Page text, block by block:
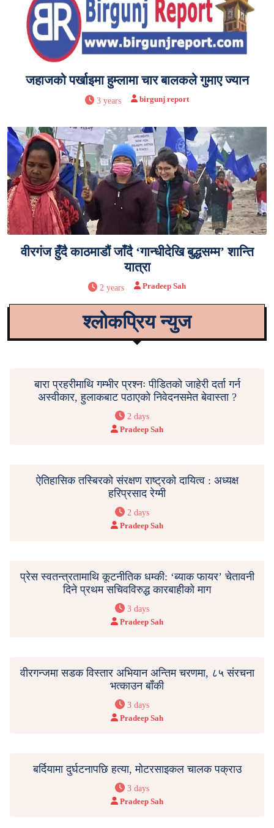
जहाजको पर्खाइमा हुम्लामा चार बालकले गुमाए ज्यान
3 years birgunj report
वीरगंज हुँदै काठमाडौं जाँदै ‘गान्धीदेखि बुद्धसम्म’ शान्ति
यात्रा
2 years Pradeep Sah
श्लोकप्रिय न्युज
बारा प्रहरीमाथि गम्भीर प्रश्नः पीडितको जाहेरी दर्ता गर्न
अस्वीकार, हुलाकबाट पठाएको निवेदनसमेत बेवास्ता ?
2 days
Pradeep Sah
ऐतिहासिक तस्बिरको संरक्षण राष्ट्रको दायित्व : अध्यक्ष
हरिप्रसाद रेग्मी
2 days
Pradeep Sah
प्रेस स्वतन्त्रतामाथि कूटनीतिक धम्की: ‘ब्याक फायर’ चेतावनी
दिने प्रथम सचिवविरुद्ध कारबाहीको माग
3 days
Pradeep Sah
वीरगन्जमा सडक विस्तार अभियान अन्तिम चरणमा, ८५ संरचना
भत्काउन बाँकी
3 days
Pradeep Sah
बर्दियामा दुर्घटनापछि हत्या, मोटरसाइकल चालक पक्राउ
3 days
Pradeep Sah